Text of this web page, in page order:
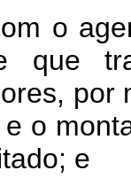
o
que
o
e